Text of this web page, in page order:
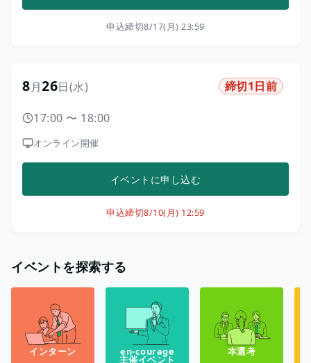
イベントを探索する
インターン en-courage
主催イベント
本選考
申込締切8/17(月) 23:59
8月26日(水) 締切1日前
17:00 〜 18:00
オンライン開催
イベントに申し込む
申込締切8/10(月) 12:59